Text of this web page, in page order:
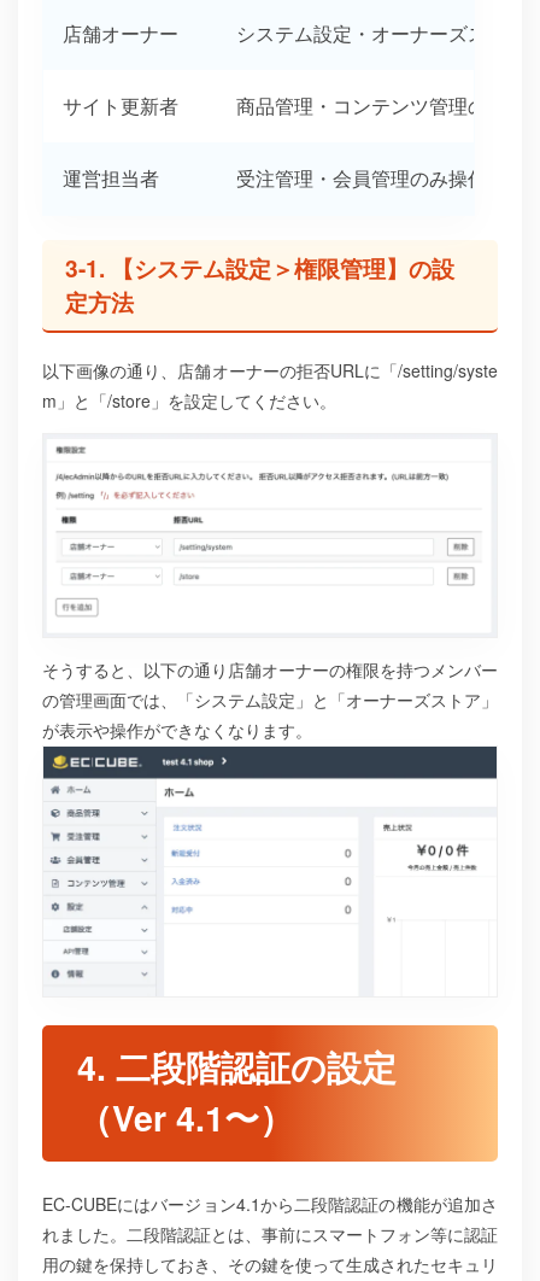
店舗オーナー システム設定・オーナーズストア
サイト更新者 商品管理・コンテンツ管理のみ操
運営担当者 受注管理・会員管理のみ操作可能
3-1. 【システム設定＞権限管理】の設
定方法
以下画像の通り、店舗オーナーの拒否URLに「/setting/syste
m」と「/store」を設定してください。
そうすると、以下の通り店舗オーナーの権限を持つメンバー
の管理画面では、「システム設定」と「オーナーズストア」
が表示や操作ができなくなります。
4. 二段階認証の設定
（Ver 4.1〜）
EC-CUBEにはバージョン4.1から二段階認証の機能が追加さ
れました。二段階認証とは、事前にスマートフォン等に認証
用の鍵を保持しておき、その鍵を使って生成されたセキュリ